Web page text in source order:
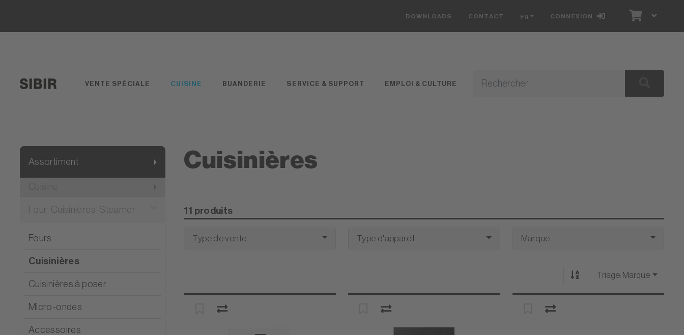
DOWNLOADS CONTACT FR CONNEXION
VENTE SPÉCIALE CUISINE BUANDERIE SERVICE & SUPPORT EMPLOI & CULTURE
Assortiment
Four-Cuisinières-Steamer
Fours
Cuisinières
Cuisinières à poser
Micro-ondes
Accessoires
Cuisinières
11 produits
Type de vente Type d'appareil Marque
Triage: Marque